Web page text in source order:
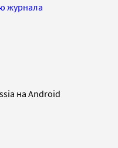
журнала
на Android